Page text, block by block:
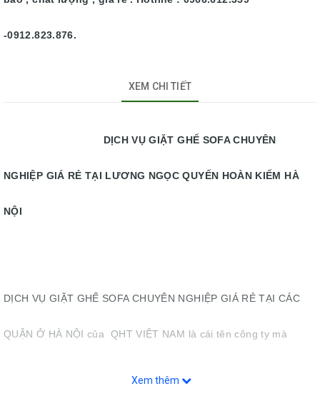
-0912.823.876.
XEM CHI TIẾT
DỊCH VỤ GIẶT GHẾ SOFA CHUYÊN
NGHIỆP GIÁ RẺ TẠI LƯƠNG NGỌC QUYẾN HOÀN KIẾM HÀ
NỘI
DỊCH VỤ GIẶT GHẾ SOFA CHUYÊN NGHIỆP GIÁ RẺ TẠI CÁC
QUẬN Ở HÀ NỘI của QHT VIỆT NAM là cái tên công ty mà
Xem thêm